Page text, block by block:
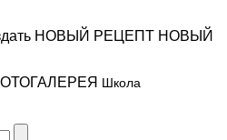
НОВЫЙ РЕЦЕПТ НОВЫЙ
Школа